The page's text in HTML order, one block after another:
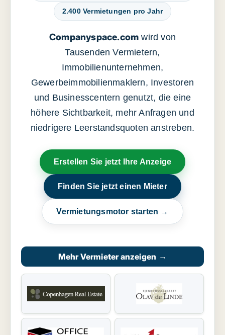
2.400 Vermietungen pro Jahr
Companyspace.com wird von
Tausenden Vermietern,
Immobilienunternehmen,
Gewerbeimmobilienmaklern, Investoren
und Businesscentern genutzt, die eine
höhere Sichtbarkeit, mehr Anfragen und
niedrigere Leerstandsquoten anstreben.
Erstellen Sie jetzt Ihre Anzeige
Finden Sie jetzt einen Mieter
Vermietungsmotor starten →
Mehr Vermieter anzeigen →